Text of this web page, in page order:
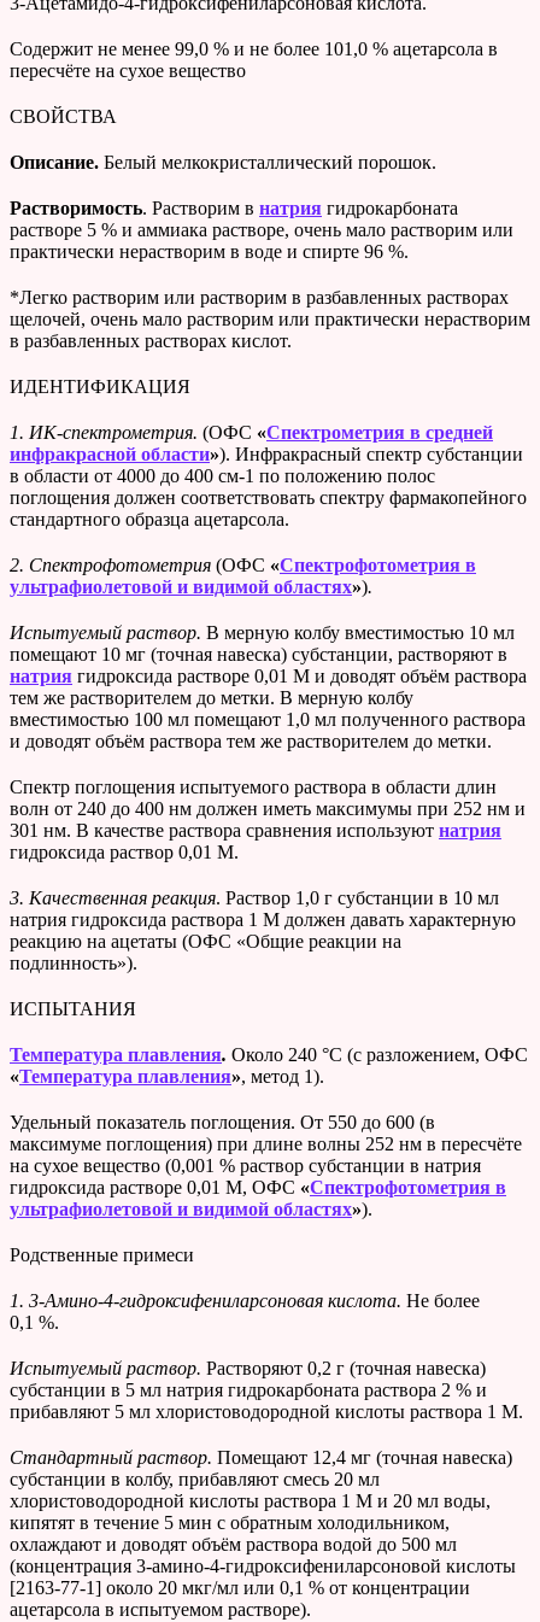
Содержит не менее 99,0 % и не более 101,0 % ацетарсола в
пересчёте на сухое вещество
СВОЙСТВА
Описание. Белый мелкокристаллический порошок.
Растворимость. Растворим в натрия гидрокарбоната
растворе 5 % и аммиака растворе, очень мало растворим или
практически нерастворим в воде и спирте 96 %.
*Легко растворим или растворим в разбавленных растворах
щелочей, очень мало растворим или практически нерастворим
в разбавленных растворах кислот.
ИДЕНТИФИКАЦИЯ
1. ИК-спектрометрия. (ОФС «Спектрометрия в средней
инфракрасной области»). Инфракрасный спектр субстанции
в области от 4000 до 400 см-1 по положению полос
поглощения должен соответствовать спектру фармакопейного
стандартного образца ацетарсола.
2. Спектрофотометрия (ОФС «Спектрофотометрия в
ультрафиолетовой и видимой областях»).
Испытуемый раствор. В мерную колбу вместимостью 10 мл
помещают 10 мг (точная навеска) субстанции, растворяют в
натрия гидроксида растворе 0,01 М и доводят объём раствора
тем же растворителем до метки. В мерную колбу
вместимостью 100 мл помещают 1,0 мл полученного раствора
и доводят объём раствора тем же растворителем до метки.
Cпектр поглощения испытуемого раствора в области длин
волн от 240 до 400 нм должен иметь максимумы при 252 нм и
301 нм. В качестве раствора сравнения используют натрия
гидроксида раствор 0,01 М.
3. Качественная реакция. Раствор 1,0 г субстанции в 10 мл
натрия гидроксида раствора 1 М должен давать характерную
реакцию на ацетаты (ОФС «Общие реакции на
подлинность»).
ИСПЫТАНИЯ
Температура плавления. Около 240 °С (с разложением, ОФС
«Температура плавления», метод 1).
Удельный показатель поглощения. От 550 до 600 (в
максимуме поглощения) при длине волны 252 нм в пересчёте
на сухое вещество (0,001 % раствор субстанции в натрия
гидроксида растворе 0,01 М, ОФС «Спектрофотометрия в
ультрафиолетовой и видимой областях»).
Родственные примеси
1. 3-Амино-4-гидроксифениларсоновая кислота. Не более
0,1 %.
Испытуемый раствор. Растворяют 0,2 г (точная навеска)
субстанции в 5 мл натрия гидрокарбоната раствора 2 % и
прибавляют 5 мл хлористоводородной кислоты раствора 1 М.
Стандартный раствор. Помещают 12,4 мг (точная навеска)
субстанции в колбу, прибавляют смесь 20 мл
хлористоводородной кислоты раствора 1 М и 20 мл воды,
кипятят в течение 5 мин с обратным холодильником,
охлаждают и доводят объём раствора водой до 500 мл
(концентрация 3-амино-4-гидроксифениларсоновой кислоты
[2163-77-1] около 20 мкг/мл или 0,1 % от концентрации
ацетарсола в испытуемом растворе).